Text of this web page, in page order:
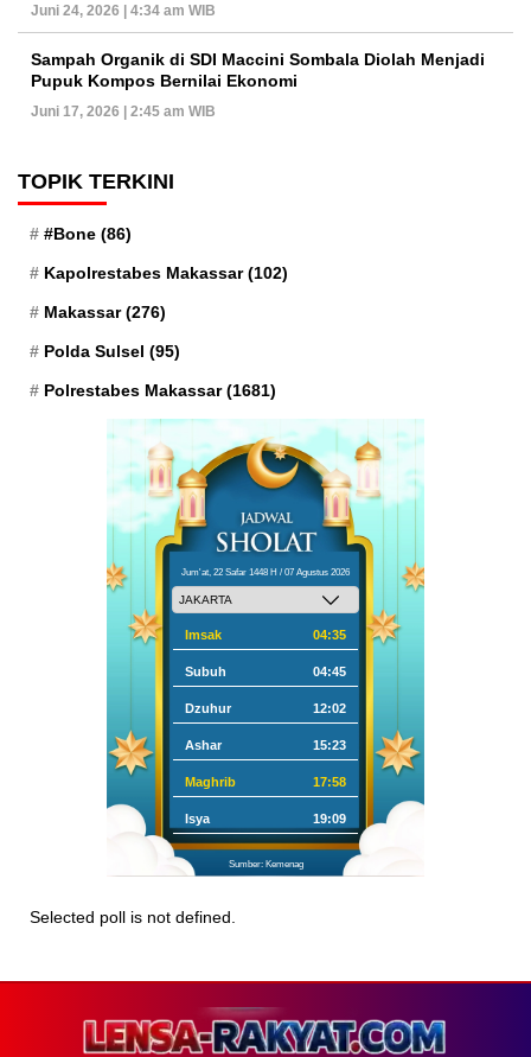
Juni 24, 2026 | 4:34 am WIB
Sampah Organik di SDI Maccini Sombala Diolah Menjadi
Pupuk Kompos Bernilai Ekonomi
Juni 17, 2026 | 2:45 am WIB
TOPIK TERKINI
#Bone (86)
Kapolrestabes Makassar(102)
Makassar(276)
Polda Sulsel (95)
Polrestabes Makassar(1681)
Jum'at, 22 Safar 1448 H / 07 Agustus 2026
Imsak 04:35
Subuh 04:45
Dzuhur 12:02
Ashar 15:23
Maghrib 17:58
Isya 19:09
Sumber: Kemenag
Selected poll is not defined.